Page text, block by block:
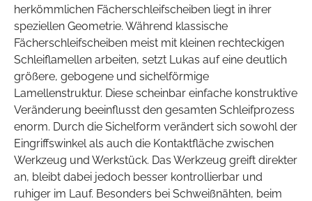
herkömmlichen Fächerschleifscheiben liegt in ihrer
speziellen Geometrie. Während klassische
Fächerschleifscheiben meist mit kleinen rechteckigen
Schleiflamellen arbeiten, setzt Lukas auf eine deutlich
größere, gebogene und sichelförmige
Lamellenstruktur. Diese scheinbar einfache konstruktive
Veränderung beeinflusst den gesamten Schleifprozess
enorm. Durch die Sichelform verändert sich sowohl der
Eingriffswinkel als auch die Kontaktfläche zwischen
Werkzeug und Werkstück. Das Werkzeug greift direkter
an, bleibt dabei jedoch besser kontrollierbar und
ruhiger im Lauf. Besonders bei Schweißnähten, beim